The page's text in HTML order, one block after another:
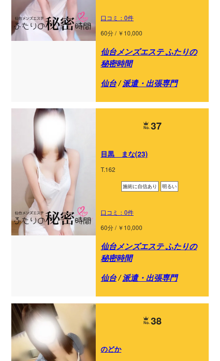
口コミ：0件
60分 / ￥10,000
仙台メンズエステ ふたりの
秘密時間
仙台/派遣・出張専門
37
目黒 まな(23)
T.162
施術に自信あり 明るい
口コミ：0件
60分 / ￥10,000
仙台メンズエステ ふたりの
秘密時間
仙台/派遣・出張専門
38
のどか